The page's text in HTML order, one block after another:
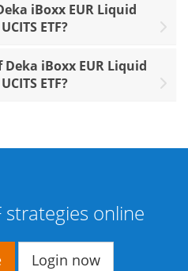
iBoxx EUR Liquid
ETF?
iBoxx EUR Liquid
ETF?
strategies online
Login now